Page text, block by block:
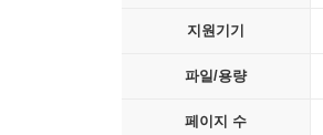
지원기기
파일/용량
페이지 수